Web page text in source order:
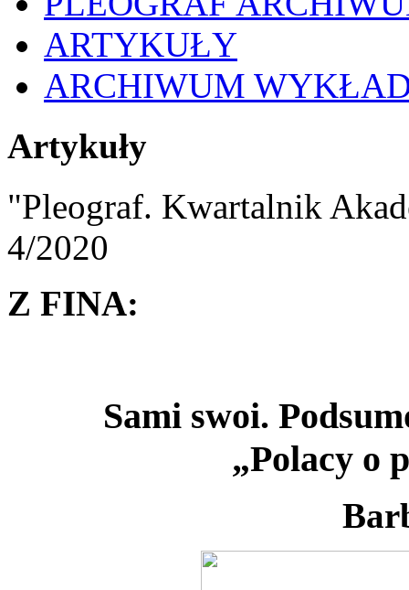
ARTYKUŁY
ARCHIWUM
Artykuły
"Pleograf. Kwartalnik
4/2020
Z FINA:
Sami swoi.
„Polacy o